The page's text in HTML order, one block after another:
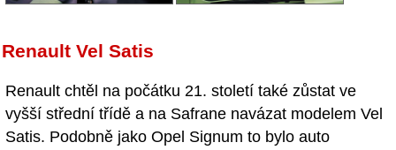
Renault Vel Satis
Renault chtěl na počátku 21. století také zůstat ve
vyšší střední třídě a na Safrane navázat modelem Vel
Satis. Podobně jako Opel Signum to bylo auto